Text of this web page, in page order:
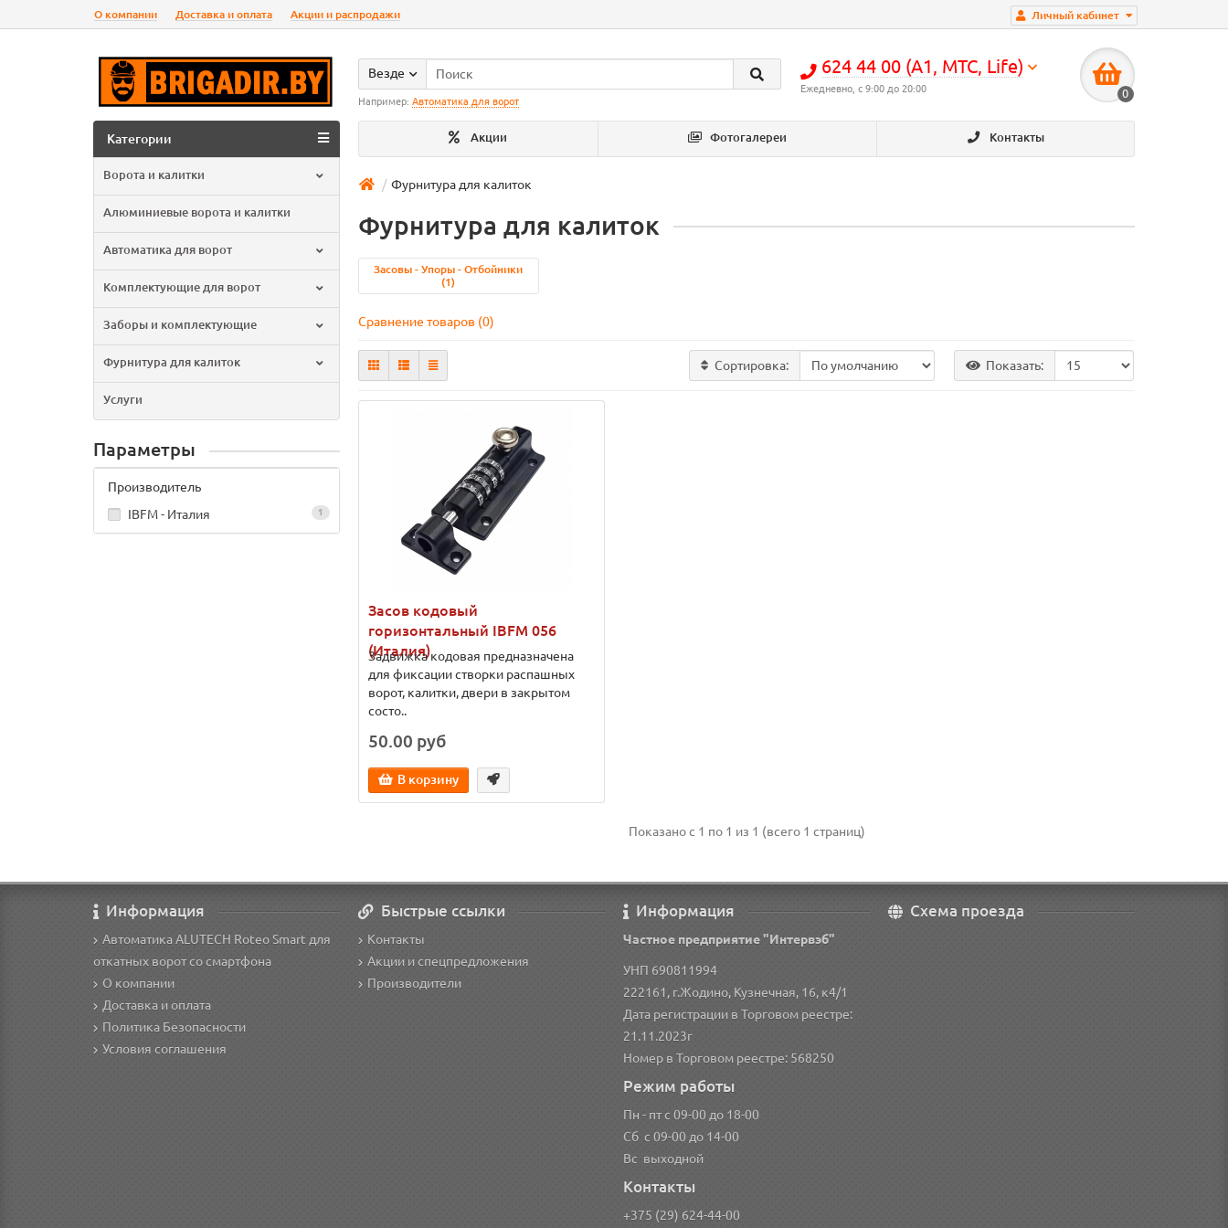
Личный кабинет
О компании Доставка и оплата Акции и распродажи
624 44 00 (А1, МТС, Life)
Ежедневно, с 9:00 до 20:00 0
Везде
Например: Автоматика для ворот
Акции Фотогалереи Контакты
Категории
Ворота и калитки
Алюминиевые ворота и калитки
Автоматика для ворот
Комплектующие для ворот
Заборы и комплектующие
Фурнитура для калиток
Услуги
Фурнитура для калиток
Параметры
Производитель
IBFM - Италия
1
Фурнитура для калиток
Засовы - Упоры - Отбойники
(1)
Сравнение товаров (0)
Сортировка: Показать:
Засов кодовый
горизонтальный IBFM 056
(Италия)
Задвижка кодовая предназначена
для фиксации створки распашных
ворот, калитки, двери в закрытом
состо..
50.00 руб
В корзину
Показано с 1 по 1 из 1 (всего 1 страниц)
Информация
Автоматика ALUTECH Roteo Smart для
откатных ворот со смартфона
О компании
Доставка и оплата
Политика Безопасности
Условия соглашения
Быстрые ссылки
Контакты
Акции и спецпредложения
Производители
Информация
Частное предприятие "Интервэб"
УНП 690811994
222161, г.Жодино, Кузнечная, 16, к4/1
Дата регистрации в Торговом реестре:
21.11.2023г
Номер в Торговом реестре: 568250
Режим работы
Пн - пт с 09-00 до 18-00
Сб с 09-00 до 14-00
Вс выходной
Контакты
+375 (29) 624-44-00
Схема проезда